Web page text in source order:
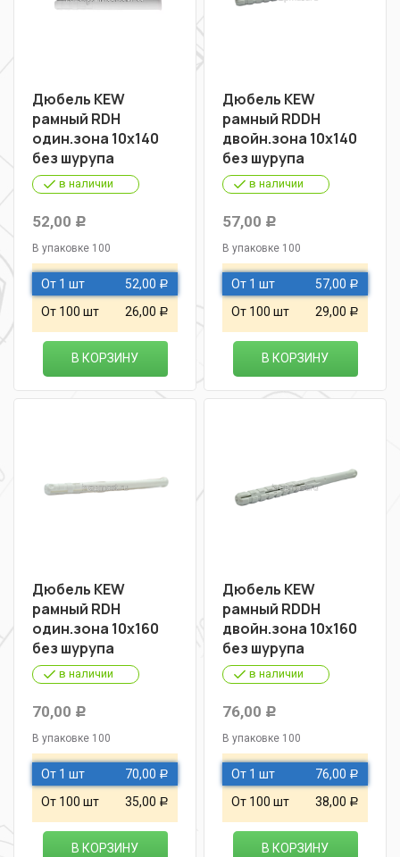
Дюбель KEW
рамный RDН
один.зона 10х140
без шурупа
в наличии
52,00 Р
В упаковке 100
От 1 шт 52,00 Р
От 100 шт 26,00 Р
В КОРЗИНУ
Дюбель KEW
рамный RDDН
двойн.зона 10х140
без шурупа
в наличии
57,00 Р
В упаковке 100
От 1 шт 57,00 Р
От 100 шт 29,00 Р
В КОРЗИНУ
Дюбель KEW
рамный RDН
один.зона 10х160
без шурупа
в наличии
70,00 Р
В упаковке 100
От 1 шт 70,00 Р
От 100 шт 35,00 Р
В КОРЗИНУ
Дюбель KEW
рамный RDDН
двойн.зона 10х160
без шурупа
в наличии
76,00 Р
В упаковке 100
От 1 шт 76,00 Р
От 100 шт 38,00 Р
В КОРЗИНУ